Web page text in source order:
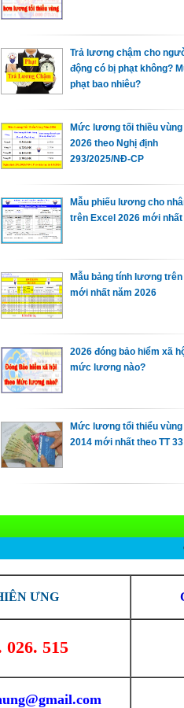
Trả lương chậm cho
động có bị phạt không?
phạt bao nhiêu?
Mức lương tối thiều vùng
2026 theo Nghị định
293/2025/NĐ-CP
Mẫu phiếu lương cho
trên Excel 2026 mới nhất
Mẫu bảng tính lương
mới nhất năm 2026
2026 đóng bảo hiểm xã
mức lương nào?
Mức lương tổi thiểu vùng
2014 mới nhất theo TT 33
ƯNG
026. 515